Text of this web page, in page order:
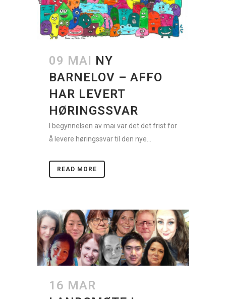
09 MAI NY
BARNELOV – AFFO
HAR LEVERT
HØRINGSSVAR
I begynnelsen av mai var det det frist for
å levere høringssvar til den nye...
READ MORE
16 MAR